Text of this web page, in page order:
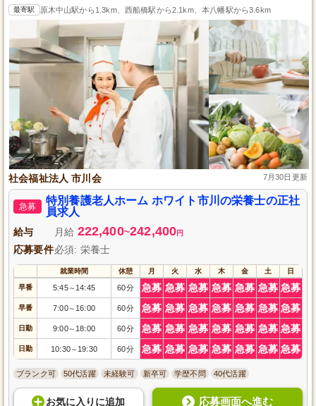
最寄駅 原木中山駅から1.3km、西船橋駅から2.1km、本八幡駅から3.6km
社会福祉法人 市川会 7月30日更新
急募
特別養護老人ホーム ホワイト市川の栄養士の正社
員求人
給与 月給 222,400~242,400円
応募要件必須: 栄養士
就業時間 休憩 月 火 水 木 金 土 日
早番 5:45～ 14:45 60分 急募 急募 急募 急募 急募 急募 急募
早番 7:00～ 16:00 60分 急募 急募 急募 急募 急募 急募 急募
日勤 9:00～ 18:00 60分 急募 急募 急募 急募 急募 急募 急募
日勤 10:30～ 19:30 60分 急募 急募 急募 急募 急募 急募 急募
ブランク可 50代活躍 未経験可 新卒可 学歴不問 40代活躍
お気に入り に追加 応募画面へ進む